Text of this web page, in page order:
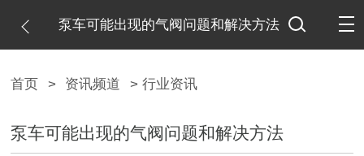
泵车可能出现的气阀问题和解决方法
首页 > 资讯频道 > 行业资讯
泵车可能出现的气阀问题和解决方法